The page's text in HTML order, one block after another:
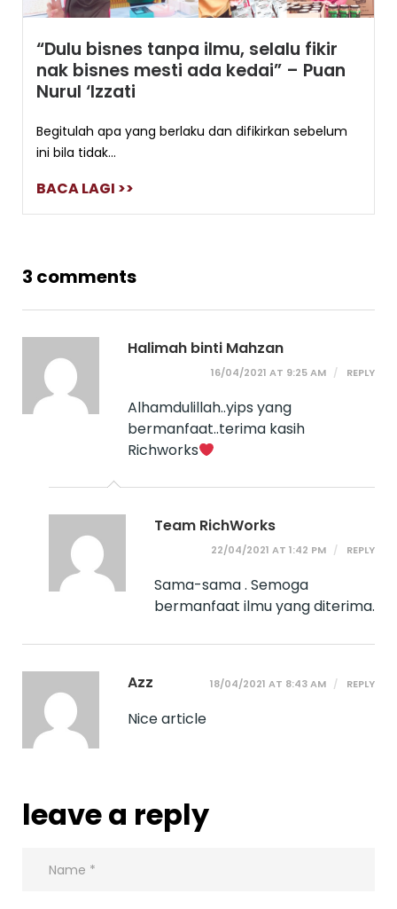
“Dulu bisnes tanpa ilmu, selalu fikir
nak bisnes mesti ada kedai” – Puan
Nurul ‘Izzati
Begitulah apa yang berlaku dan difikirkan sebelum
ini bila tidak...
BACA LAGI >>
3 comments
Halimah binti Mahzan
16/04/2021 AT 9:25 AM REPLY
Alhamdulillah..yips yang
bermanfaat..terima kasih
Richworks
Team RichWorks
22/04/2021 AT 1:42 PM REPLY
Sama-sama . Semoga
bermanfaat ilmu yang diterima.
Azz 18/04/2021 AT 8:43 AM REPLY
Nice article
leave a reply